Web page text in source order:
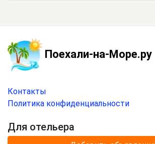
Поехали-на-Море.ру
Контакты
Политика конфиденциальности
Для отельера